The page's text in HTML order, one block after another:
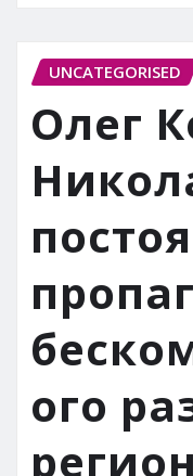
UNCATEGORISED
Олег
ого